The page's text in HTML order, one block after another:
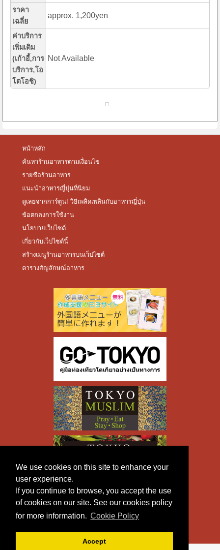
We use cookies on this site to enhance your
user experience.
If you continue to browse, you accept the use
of cookies on our site. See our cookies policy
for more information. Cookie Policy
Accept
ราคา
เฉลี่ย
approx. 1,200yen
ค่าบริการ
เพิ่มเติม
(เก้าอี้,การ
บริการ,โอ
โตโอชิ)
Not Available
หน้าหลัก
ค้นหาร้านอาหารตามเงื่อนไข
รายชื่อร้านอาหาร
แนะนำอาหารญี่ปุ่นที่นิยม
ดูเลยจากการ์ตูน! วิธีเพลิดเพลินกับอาหารญี่ปุ่น
ข้อตกลงการใช้งาน
นโยบายเว็บไซต์
เกี่ยวกับเว็ปไซต์นี้
สร้างเมนูร้านอาหารบนเว็ปไซต์
ตารางสัญลักษณ์อาหาร